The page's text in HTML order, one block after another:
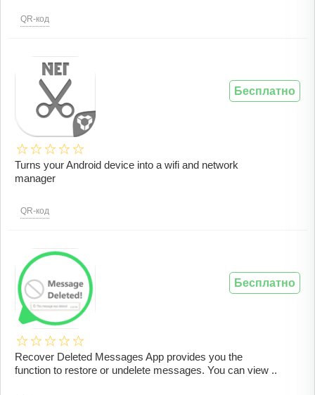
QR-код
Turns your Android device into a wifi and network
manager
QR-код
Бесплатно
Recover Deleted Messages App provides you the
function to restore or undelete messages. You can view ..
Бесплатно